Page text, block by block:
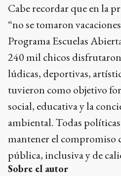
Cabe recordar que en la
“no se tomaron
Programa Escuelas
240 mil chicos
lúdicas, deportivas,
tuvieron como objetivo
social, educativa y la
ambiental. Todas
mantener el compromiso
pública, inclusiva y de
Sobre el autor